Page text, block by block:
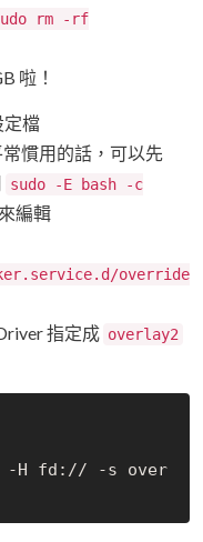
rm -rf
啦！
定檔
慣用的話，可以先
sudo -E bash -c
來編輯
override
指定成 overlay2
-H fd:// -s over